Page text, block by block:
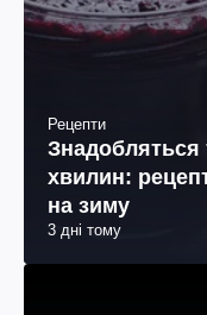
Рецепти
Знадобляться
хвилин:
на зиму
3 дні тому